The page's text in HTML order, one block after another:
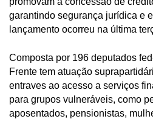
garantindo segurança jurídica e
lançamento ocorreu na última
Composta por 196 deputados
Frente tem atuação
entraves ao acesso a serviços
para grupos vulneráveis, como
aposentados, pensionistas,